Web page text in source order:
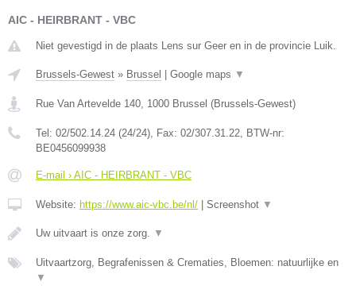
AIC - HEIRBRANT - VBC
Niet gevestigd in de plaats Lens sur Geer en in de provincie Luik.
Brussels-Gewest » Brussel | Google maps ▼
Rue Van Artevelde 140 1000 Brussel (Brussels-Gewest)
Tel: 02/502.14.24 (24/24) , Fax: 02/307.31.22 , BTW-nr:
BE0456099938
E-mail › AIC - HEIRBRANT - VBC
Website: https://www.aic-vbc.be/nl/ | Screenshot ▼
Uw uitvaart is onze zorg. ▼
Uitvaartzorg, Begrafenissen & Crematies, Bloemen: natuurlijke en
▼